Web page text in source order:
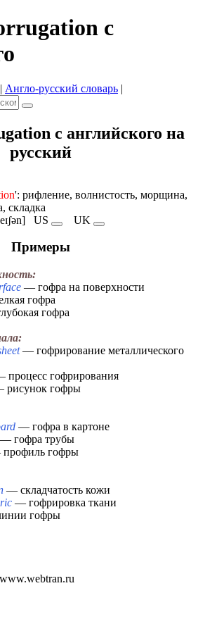
с
| Англо-русский словарь |
с английского на
русский
': рифление, волнистость, морщина,
складка
US UK
Примеры
— гофра на поверхности
гофра
гофра
— гофрирование металлического
процесс гофрирования
рисунок гофры
— гофра в картоне
— гофра трубы
гофры
— складчатость кожи
— гофрировка ткани
гофры